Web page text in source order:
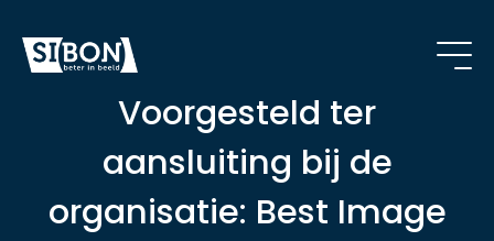
Voorgesteld ter
aansluiting bij de
organisatie: Best Image